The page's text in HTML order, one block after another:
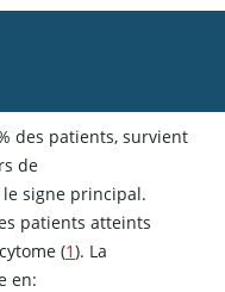
des patients, survient
de
signe principal.
patients atteints
(1). La
en: